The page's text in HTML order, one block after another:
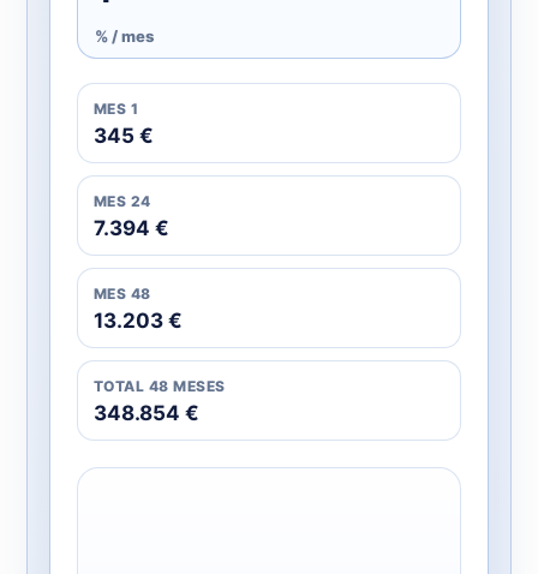
% / mes
MES 1
345 €
MES 24
7.394 €
MES 48
13.203 €
TOTAL 48 MESES
348.854 €